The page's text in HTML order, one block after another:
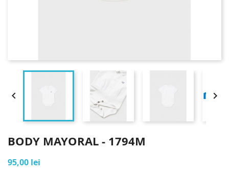
 
BODY MAYORAL - 1794M
95,00 lei